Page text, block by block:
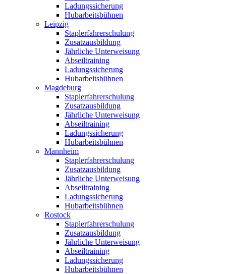
Ladungssicherung
Hubarbeitsbühnen
Leipzig
Staplerfahrerschulung
Zusatzausbildung
Jährliche Unterweisung
Abseiltraining
Ladungssicherung
Hubarbeitsbühnen
Magdeburg
Staplerfahrerschulung
Zusatzausbildung
Jährliche Unterweisung
Abseiltraining
Ladungssicherung
Hubarbeitsbühnen
Mannheim
Staplerfahrerschulung
Zusatzausbildung
Jährliche Unterweisung
Abseiltraining
Ladungssicherung
Hubarbeitsbühnen
Rostock
Staplerfahrerschulung
Zusatzausbildung
Jährliche Unterweisung
Abseiltraining
Ladungssicherung
Hubarbeitsbühnen